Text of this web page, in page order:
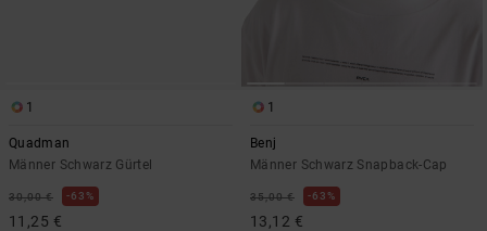
1
Quadman
Männer Schwarz Gürtel
30,00 € 63%
11,25 €
1
Benj
Männer Schwarz Snapback-Cap
35,00 € 63%
13,12 €